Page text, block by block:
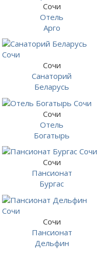
Сочи
Отель
Арго
Сочи
Санаторий
Беларусь
Сочи
Отель
Богатырь
Сочи
Пансионат
Бургас
Сочи
Пансионат
Дельфин